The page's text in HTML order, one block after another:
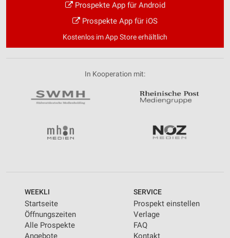
Prospekte App für Android
Prospekte App für iOS
Kostenlos im App Store erhältlich
In Kooperation mit:
WEEKLI
Startseite
Öffnungszeiten
Alle Prospekte
Angebote
SERVICE
Prospekt einstellen
Verlage
FAQ
Kontakt